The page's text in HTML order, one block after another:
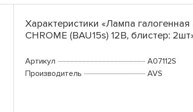
Характеристики «Лампа галогенная
CHROME (BAU15s) 12В, блистер:
Артикул
A07112S
Производитель
AVS